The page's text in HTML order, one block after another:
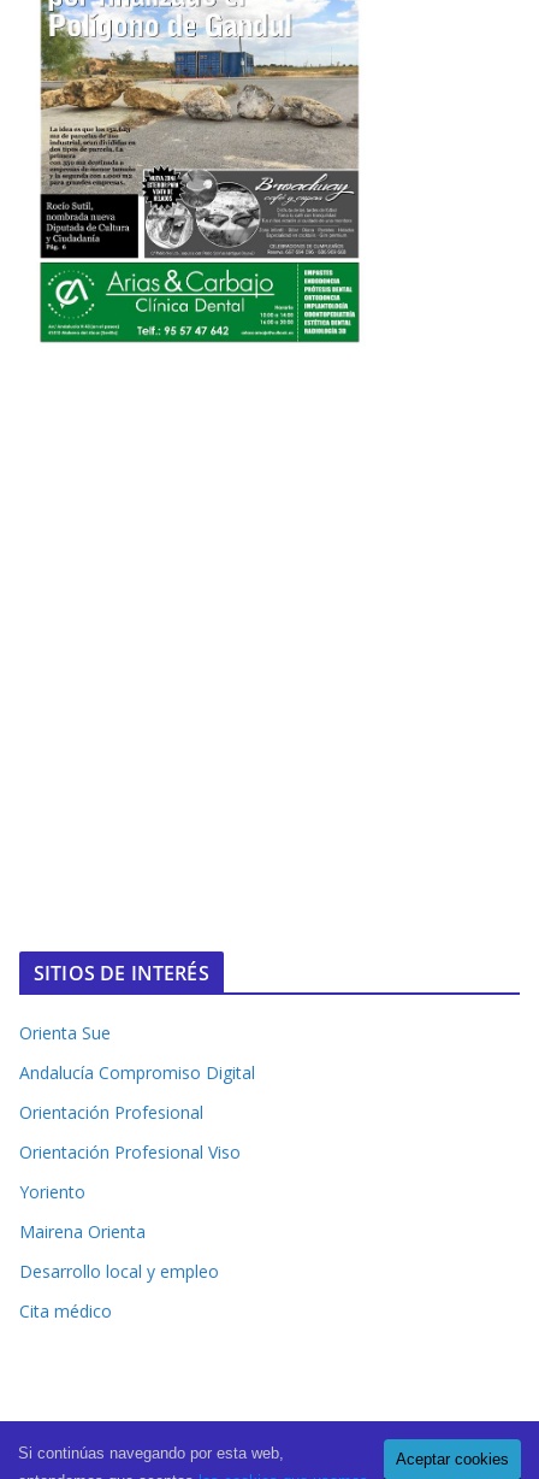
SITIOS DE INTERÉS
Orienta Sue
Andalucía Compromiso Digital
Orientación Profesional
Orientación Profesional Viso
Yoriento
Mairena Orienta
Desarrollo local y empleo
Cita médico
Copyright © 2026 El Periódico de Mairena . All rights reserved.
Aceptar cookies
Si continúas navegando por esta web,